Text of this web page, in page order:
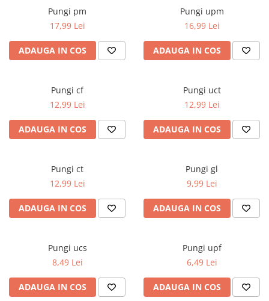
Ghiozdane pentru grădinită
Trollere pentru copii
Penare
Penare echipate
Penare tip etui
Acuarele și pensule școlare
Acuarele școlare și Tempera
Pungi pm
17,99 Lei
ADAUGA IN COS
Pungi upm
16,99 Lei
ADAUGA IN COS
Pungi cf
12,99 Lei
ADAUGA IN COS
Pungi uct
12,99 Lei
ADAUGA IN COS
Pungi ct
12,99 Lei
ADAUGA IN COS
Pungi gl
9,99 Lei
ADAUGA IN COS
Pungi ucs
8,49 Lei
ADAUGA IN COS
Pungi upf
6,49 Lei
ADAUGA IN COS